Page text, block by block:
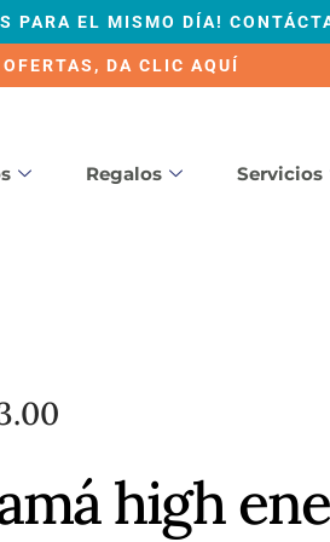
PARA EL MISMO DÍA!
DA CLIC AQUÍ
Regalos Servicios
high